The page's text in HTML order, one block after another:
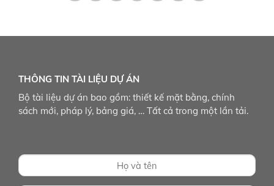
THÔNG TIN TÀI LIỆU DỰ ÁN
Bộ tài liệu dự án bao gồm: thiết kế mặt bằng, chính
sách mới, pháp lý, bảng giá, … Tất cả trong một lần tải.